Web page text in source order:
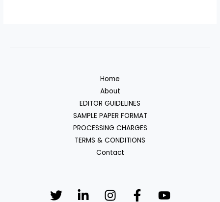
Home
About
EDITOR GUIDELINES
SAMPLE PAPER FORMAT
PROCESSING CHARGES
TERMS & CONDITIONS
Contact